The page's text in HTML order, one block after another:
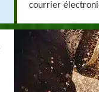
courrier